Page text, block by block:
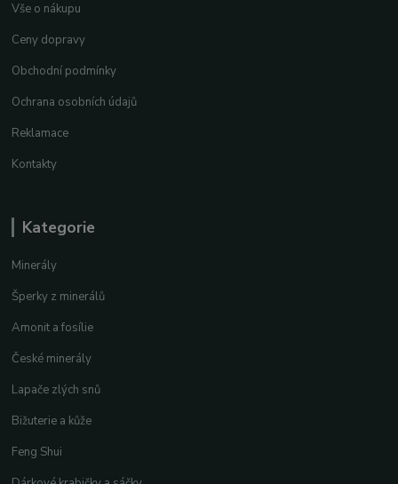
Vše o nákupu
Ceny dopravy
Obchodní podmínky
Ochrana osobních údajů
Reklamace
Kontakty
Kategorie
Minerály
Šperky z minerálů
Amonit a fosílie
České minerály
Lapače zlých snů
Bižuterie a kůže
Feng Shui